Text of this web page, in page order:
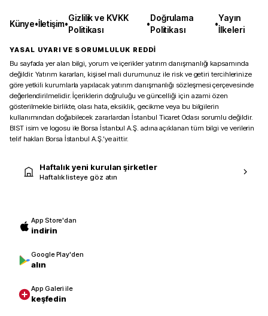
Künye•İletişim•
Gizlilik ve KVKK
Politikası
•
Doğrulama
Politikası
•
Yayın
İlkeleri
YASAL UYARI VE SORUMLULUK REDDİ
Bu sayfada yer alan bilgi, yorum ve içerikler yatırım danışmanlığı kapsamında
değildir. Yatırım kararları, kişisel mali durumunuz ile risk ve getiri tercihlerinize
göre yetkili kurumlarla yapılacak yatırım danışmanlığı sözleşmesi çerçevesinde
değerlendirilmelidir. İçeriklerin doğruluğu ve güncelliği için azami özen
gösterilmekle birlikte, olası hata, eksiklik, gecikme veya bu bilgilerin
kullanımından doğabilecek zararlardan İstanbul Ticaret Odası sorumlu değildir.
BIST isim ve logosu ile Borsa İstanbul A.Ş. adına açıklanan tüm bilgi ve verilerin
telif hakları Borsa İstanbul A.Ş.’ye aittir.
Haftalık yeni kurulan şirketler
Haftalık listeye göz atın
App Store'dan
indirin
Google Play'den
alın
App Galeri ile
keşfedin